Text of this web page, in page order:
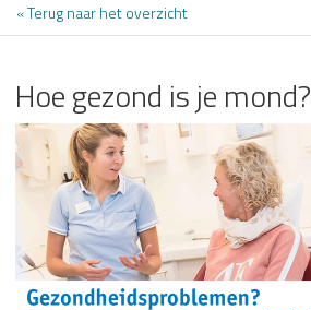
« Terug naar het overzicht
Hoe gezond is je mond?